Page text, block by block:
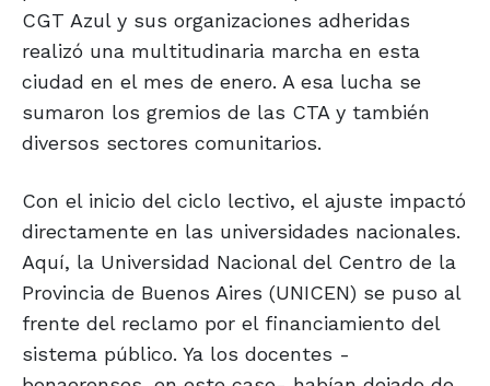
CGT Azul y sus organizaciones adheridas
realizó una multitudinaria marcha en esta
ciudad en el mes de enero. A esa lucha se
sumaron los gremios de las CTA y también
diversos sectores comunitarios.
Con el inicio del ciclo lectivo, el ajuste impactó
directamente en las universidades nacionales.
Aquí, la Universidad Nacional del Centro de la
Provincia de Buenos Aires (UNICEN) se puso al
frente del reclamo por el financiamiento del
sistema público. Ya los docentes -